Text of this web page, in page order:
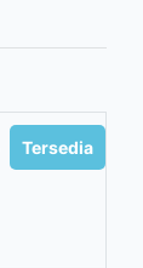
Tersedia